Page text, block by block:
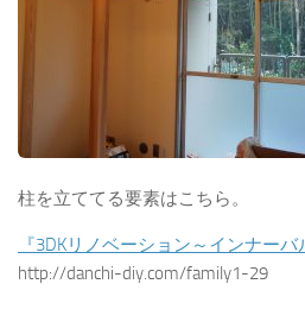
柱を立ててる要素はこちら。
『3DKリノベーション～インナー
http://danchi-diy.com/family1-29